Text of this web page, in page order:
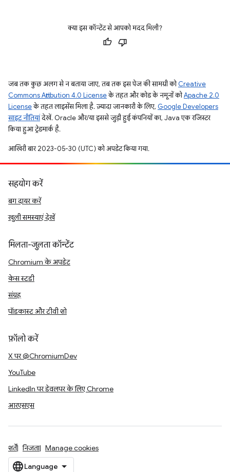
क्या इस कॉन्टेंट से आपको मदद मिली?
जब तक कुछ अलग से न बताया जाए, तब तक इस पेज की सामग्री कोCreative
Commons Attribution 4.0 Licenseके तहत और कोड के नमूनों कोApache 2.0
Licenseके तहत लाइसेंस मिला है. ज़्यादा जानकारी के लिए, Google Developers
साइट नीतियांदेखें. Oracle और/या इससे जुड़ी हुई कंपनियों का, Java एक रजिस्टर
किया हुआ ट्रेडमार्क है.
आखिरी बार 2023-05-30 (UTC) को अपडेट किया गया.
सहयोग करें
बग दायर करें
खुली समस्याएं देखें
मिलता-जुलता कॉन्टेंट
Chromium के अपडेट
केस स्टडी
संग्रह
पॉडकास्ट और टीवी शो
फ़ॉलो करें
X पर @ChromiumDev
YouTube
LinkedIn पर डेवलपर के लिए Chrome
आरएसएस
शर्तें निजता Manage cookies